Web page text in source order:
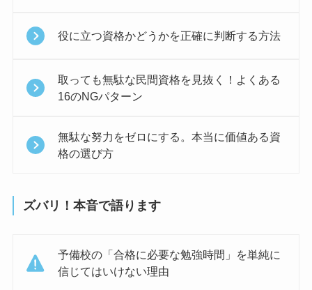
役に立つ資格かどうかを正確に判断する方法
取っても無駄な民間資格を見抜く！よくある
16のNGパターン
無駄な努力をゼロにする。本当に価値ある資
格の選び方
ズバリ！本音で語ります
予備校の「合格に必要な勉強時間」を単純に
信じてはいけない理由